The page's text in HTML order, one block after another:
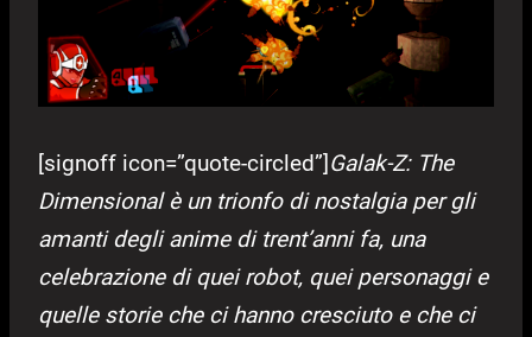
[signoff icon=”quote-circled”] Galak-Z: The
Dimensional è un trionfo di nostalgia per gli
amanti degli anime di trent’anni fa, una
celebrazione di quei robot, quei personaggi e
quelle storie che ci hanno cresciuto e che ci